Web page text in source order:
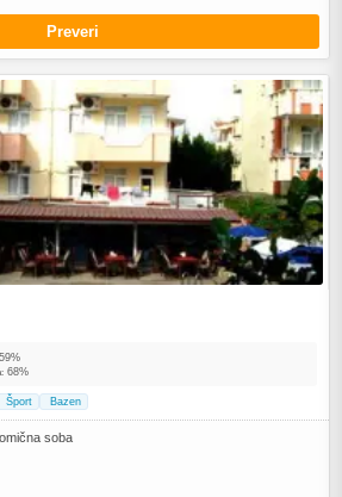
Preveri
59%
68%
Šport Bazen
soba